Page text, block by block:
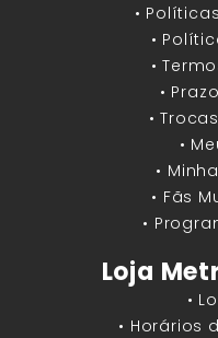
•
•
•
•
•
•
•
• Fãs
•
Loja
•
• Horários